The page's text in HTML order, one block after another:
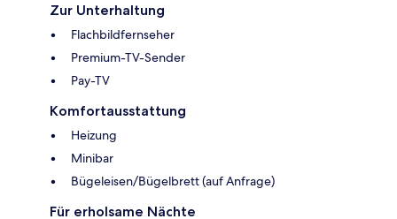
Zur Unterhaltung
Flachbildfernseher
Premium-TV-Sender
Pay-TV
Komfortausstattung
Heizung
Minibar
Bügeleisen/Bügelbrett (auf Anfrage)
Für erholsame Nächte